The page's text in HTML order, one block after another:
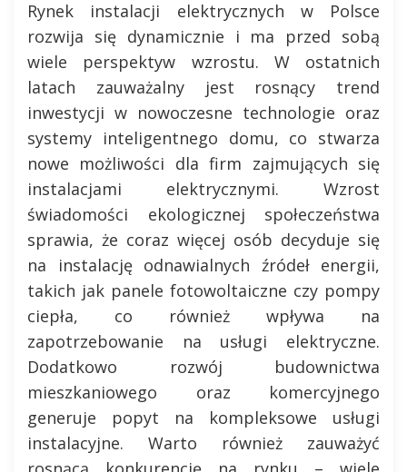
Rynek instalacji elektrycznych w Polsce
rozwija się dynamicznie i ma przed sobą
wiele perspektyw wzrostu. W ostatnich
latach zauważalny jest rosnący trend
inwestycji w nowoczesne technologie oraz
systemy inteligentnego domu, co stwarza
nowe możliwości dla firm zajmujących się
instalacjami elektrycznymi. Wzrost
świadomości ekologicznej społeczeństwa
sprawia, że coraz więcej osób decyduje się
na instalację odnawialnych źródeł energii,
takich jak panele fotowoltaiczne czy pompy
ciepła, co również wpływa na
zapotrzebowanie na usługi elektryczne.
Dodatkowo rozwój budownictwa
mieszkaniowego oraz komercyjnego
generuje popyt na kompleksowe usługi
instalacyjne. Warto również zauważyć